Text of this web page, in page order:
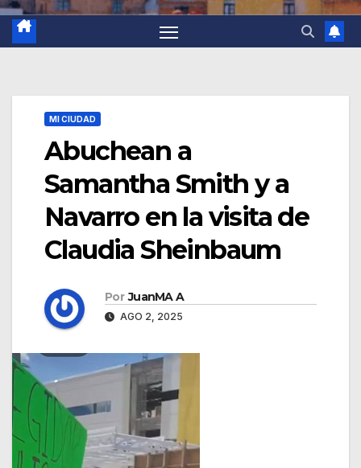
MI CIUDAD
Abuchean a
Samantha Smith y a
Navarro en la visita de
Claudia Sheinbaum
Por JuanMA A
AGO 2, 2025